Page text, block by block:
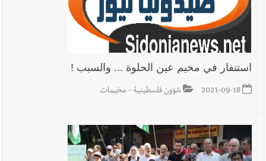
استنفار في مخيم عين الحلوة ... والسبب !
2021-09-18 شؤون فلسطينية - مخيمات